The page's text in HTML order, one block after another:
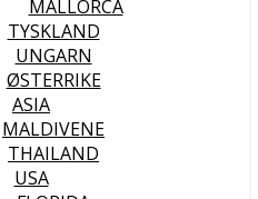
MALLORCA
TYSKLAND
UNGARN
ØSTERRIKE
ASIA
MALDIVENE
THAILAND
USA